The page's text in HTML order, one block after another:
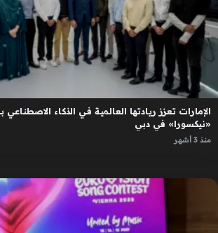
الإمارات تعزز ريادتها العالمية في الذكاء الاصطناعي
«نيكسورا» في دبي
منذ 3 أشهر